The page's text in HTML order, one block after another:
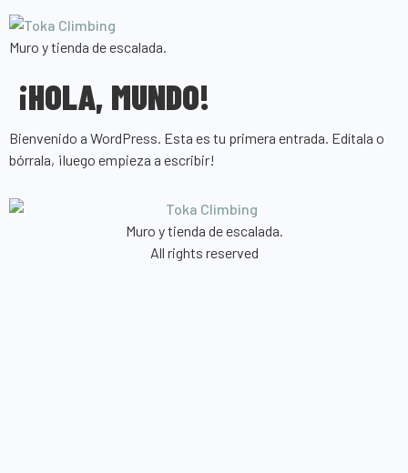
Muro y tienda de escalada.
¡HOLA, MUNDO!
Bienvenido a WordPress. Esta es tu primera entrada. Edítala o
bórrala, ¡luego empieza a escribir!
Muro y tienda de escalada.
All rights reserved